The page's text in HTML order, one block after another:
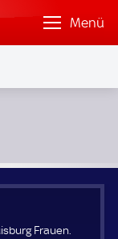
Menü
Frauen.